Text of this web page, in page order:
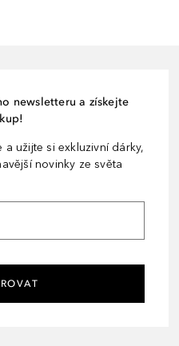
newsletteru a získejte
užijte si exkluzivní dárky,
novinky ze světa